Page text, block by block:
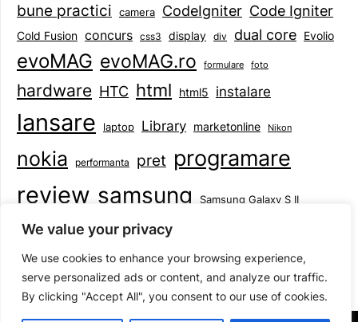
We value your privacy
We use cookies to enhance your browsing experience,
serve personalized ads or content, and analyze our traffic.
By clicking "Accept All", you consent to our use of cookies.
bune practici camera CodeIgniter Code Igniter
Cold Fusion concurs css3 display div dual core Evolio
evoMAG evoMAG.ro formulare foto
hardware HTC html html5 instalare
lansare laptop Library marketonline Nikon
nokia performanta pret programare
review samsung Samsung Galaxy S II
smartphone specificatii standarde